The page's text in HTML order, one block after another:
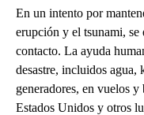
En un intento por
erupción y el tsunami, se
contacto. La ayuda
desastre, incluidos agua,
generadores, en vuelos
Estados Unidos y otros